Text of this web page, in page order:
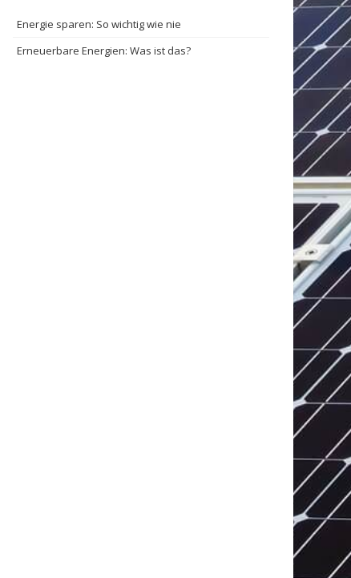
Energie sparen: So wichtig wie nie
Erneuerbare Energien: Was ist das?